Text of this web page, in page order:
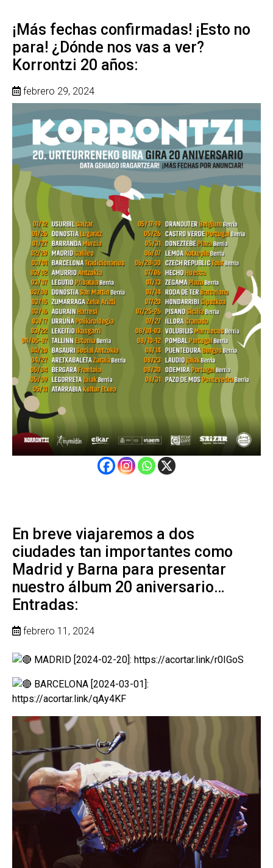
¡Más fechas confirmadas! ¡Esto no
para! ¿Dónde nos vas a ver?
Korrontzi 20 años:
febrero 29, 2024
En breve viajaremos a dos
ciudades tan importantes como
Madrid y Barna para presentar
nuestro álbum 20 aniversario…
Entradas:
febrero 11, 2024
MADRID [2024-02-20]: https://acortar.link/r0IGoS
BARCELONA [2024-03-01]:
https://acortar.link/qAy4KF